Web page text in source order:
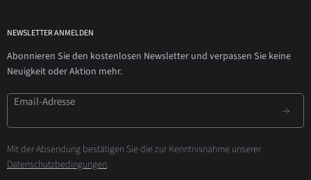
NEWSLETTER ANMELDEN
Abonnieren Sie den kostenlosen Newsletter und verpassen Sie keine
Neuigkeit oder Aktion mehr.
Email-Adresse
Mit der Absendung bestätigen Sie die zur Kenntnisnahme unserer
Datenschutzbedingungen.